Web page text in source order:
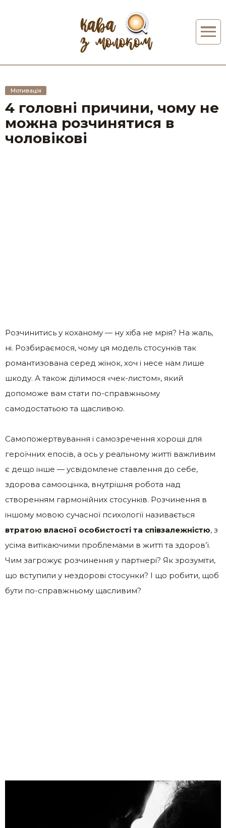
Мотивація
4 головні причини, чому не
можна розчинятися в
чоловікові
Розчинитись у коханому — ну хіба не мрія? На жаль,
ні. Розбираємося, чому ця модель стосунків так
романтизована серед жінок, хоч і несе нам лише
шкоду. А також ділимося «чек-листом», який
допоможе вам стати по-справжньому
самодостатьою та щасливою.
Самопожертвування і самозречення хороші для
героїчних епосів, а ось у реальному житті важливим
є дещо інше — усвідомлене ставлення до себе,
здорова самооцінка, внутрішня робота над
створенням гармонійних стосунків. Розчинення в
іншому мовою сучасної психології називається
втратою власної особистості та співзалежністю, з
усіма витікаючими проблемами в житті та здоров’ї.
Чим загрожує розчинення у партнері? Як зрозуміти,
що вступили у нездорові стосунки? І що робити, щоб
бути по-справжньому щасливим?